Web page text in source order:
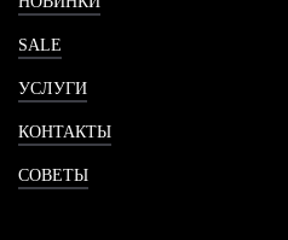
SALE
УСЛУГИ
КОНТАКТЫ
СОВЕТЫ